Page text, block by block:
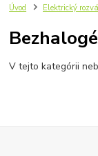
Úvod Elektrický
V tejto kategórii